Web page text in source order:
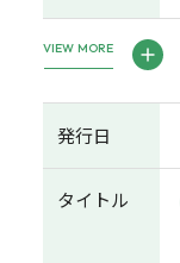
VIEW MORE
発行日
タイトル